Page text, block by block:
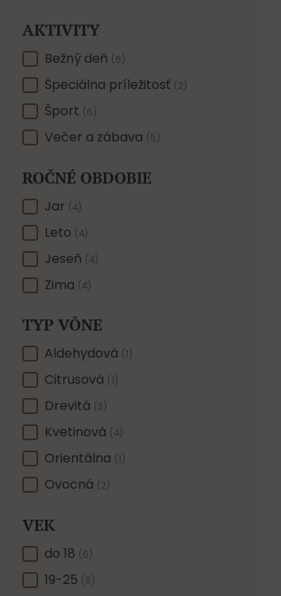
AKTIVITY
AKTIVITY
Bežný deň (6)
Špeciálna príležitosť (2)
Šport (6)
Večer a zábava (5)
ROČNÉ OBDOBIE
ROČNÉ OBDOBIE
Jar (4)
Leto (4)
Jeseň (4)
Zima (4)
TYP VÔNE
TYP VÔNE
Aldehydová (1)
Citrusová (1)
Drevitá (3)
Kvetinová (4)
Orientálna (1)
Ovocná (2)
VEK
VEKdo 18 (6)
19-25 (6)